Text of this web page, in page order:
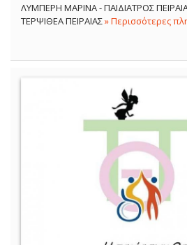
ΛΥΜΠΕΡΗ ΜΑΡΙΝΑ - ΠΑΙΔΙΑΤΡΟΣ
ΤΕΡΨΙΘΕΑ ΠΕΙΡΑΙΑΣ» Περισσότερες